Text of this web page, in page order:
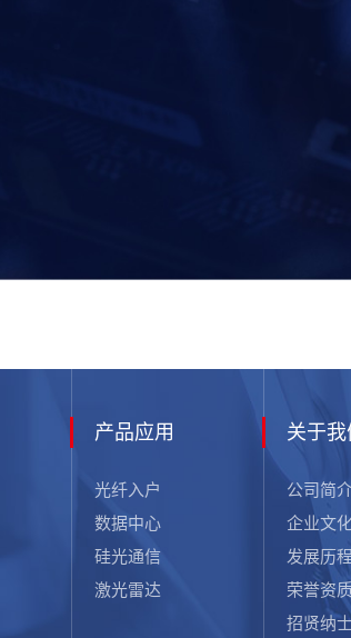
产品应用
光纤入户
数据中心
硅光通信
激光雷达
关于我
公司简
企业文
发展历程
荣誉资
招贤纳